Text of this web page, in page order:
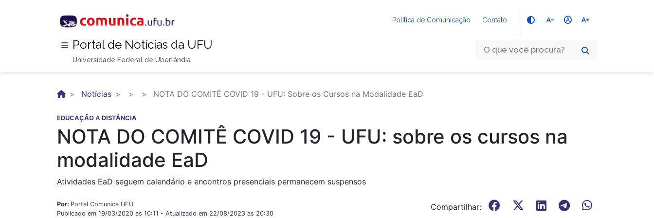
Política de Comunicação Contato text_decrease hdr_auto text_increase
Portal de Notícias da UFU
Universidade Federal de Uberlândia
Notícias NOTA DO COMITÊ COVID 19 - UFU: Sobre os Cursos na Modalidade EaD
EDUCAÇÃO A DISTÂNCIA
NOTA DO COMITÊ COVID 19 - UFU: sobre os cursos na
modalidade EaD
Atividades EaD seguem calendário e encontros presenciais permanecem suspensos
Por: Portal Comunica UFU
Publicado em 19/03/2020 às 10:11 - Atualizado em 22/08/2023 às 20:30
Compartilhar: